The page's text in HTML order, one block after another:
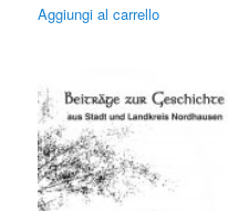
originaleattuale
Aggiungi al carrello